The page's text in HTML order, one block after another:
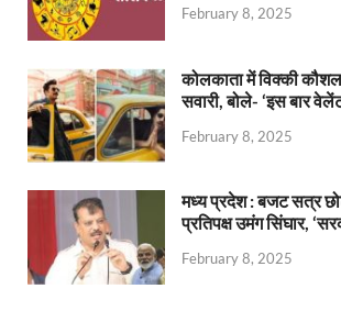
February 8, 2025
कोलकाता में विक्की
सवारी, बोले- ‘इस बार
February 8, 2025
मध्य प्रदेश : बजट सत्र
प्रतिपक्ष उमंग सिंघार,
February 8, 2025